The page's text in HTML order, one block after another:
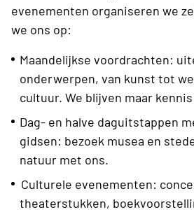
evenementen organiseren we
we ons op:
Maandelijkse voordrachten:
onderwerpen, van kunst tot
cultuur. We blijven maar
Dag- en halve daguitstappen
gidsen: bezoek musea en
natuur met ons.
Culturele evenementen:
theaterstukken,